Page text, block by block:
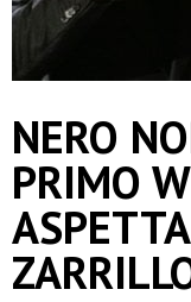
NERO
PRIMO